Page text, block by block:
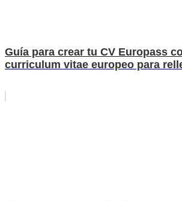
Guía para crear tu CV Europass
curriculum vitae europeo para